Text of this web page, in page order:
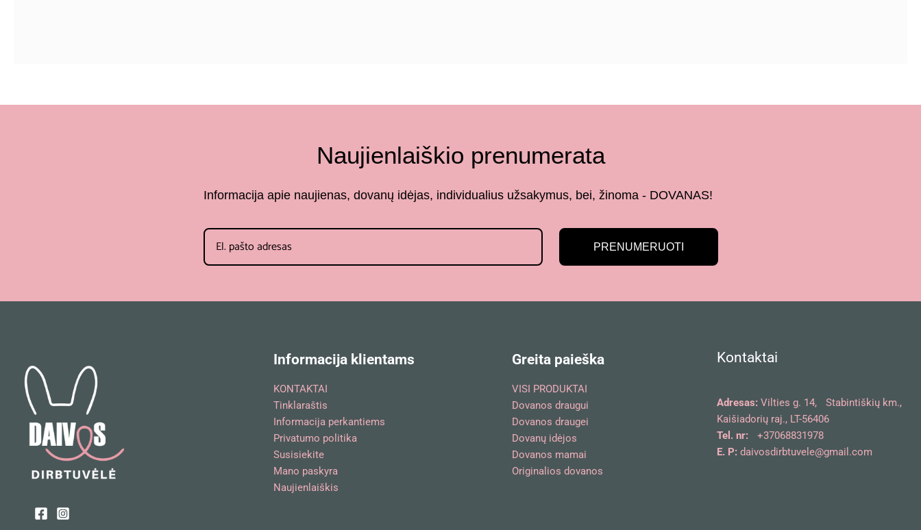
Naujienlaiškio prenumerata
Informacija apie naujienas, dovanų idėjas, individualius užsakymus, bei, žinoma - DOVANAS!
PRENUMERUOTI
Informacija klientams
KONTAKTAI
Tinklaraštis
Informacija perkantiems
Privatumo politika
Susisiekite
Mano paskyra
Naujienlaiškis
Greita paieška
VISI PRODUKTAI
Dovanos draugui
Dovanos draugei
Dovanų idėjos
Dovanos mamai
Originalios dovanos
Kontaktai
Adresas:Vilties g. 14, Stabintiškių km.,
Kaišiadorių raj., LT-56406
Tel. nr:
+37068831978
E. P: daivosdirbtuvele@gmail.com